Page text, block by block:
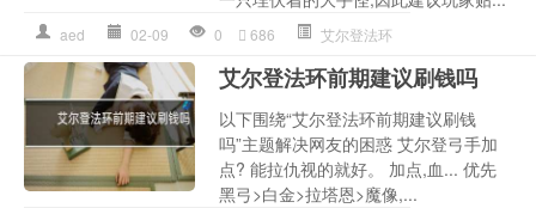
aed 02-09 0 686 艾尔登法环
艾尔登法环前期建议刷钱吗
以下围绕“艾尔登法环前期建议刷钱
吗”主题解决网友的困惑 艾尔登弓手加
点? 能拉仇视的就好。 加点,血... 优先
黑弓>白金>拉塔恩>魔像,...